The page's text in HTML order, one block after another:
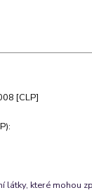
[CLP]
látky, které mohou